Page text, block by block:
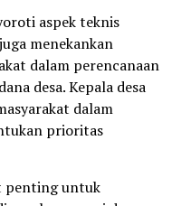
aspek teknis
menekankan
dalam perencanaan
desa. Kepala desa
dalam
prioritas
penting untuk